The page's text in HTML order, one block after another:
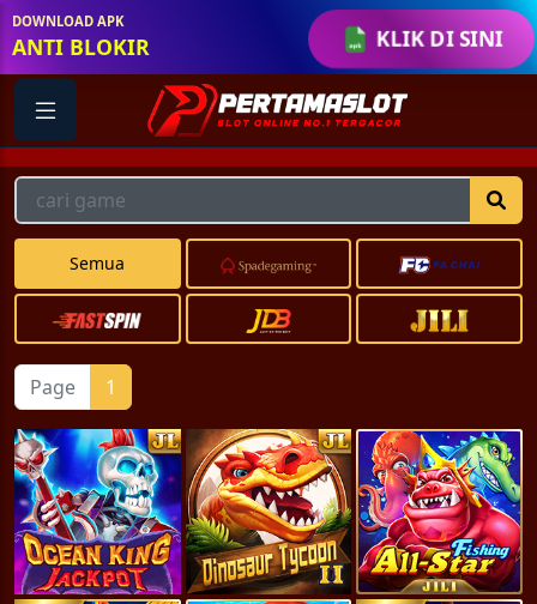
KLIK DI SINI
DOWNLOAD APK
ANTI BLOKIR
Semua
Page 1